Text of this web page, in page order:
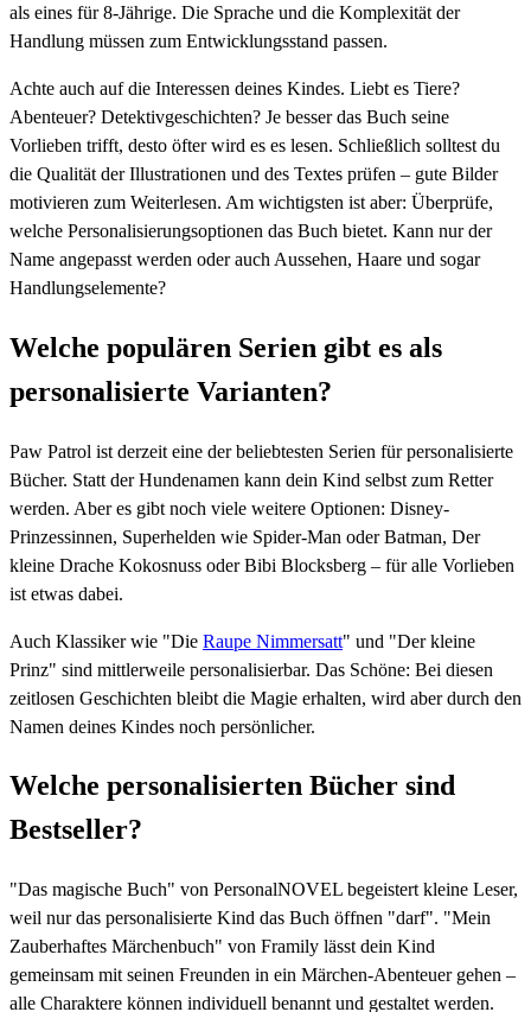
als eines für 8-Jährige. Die Sprache und die Komplexität der
Handlung müssen zum Entwicklungsstand passen.
Achte auch auf die Interessen deines Kindes. Liebt es Tiere?
Abenteuer? Detektivgeschichten? Je besser das Buch seine
Vorlieben trifft, desto öfter wird es es lesen. Schließlich solltest du
die Qualität der Illustrationen und des Textes prüfen – gute Bilder
motivieren zum Weiterlesen. Am wichtigsten ist aber: Überprüfe,
welche Personalisierungsoptionen das Buch bietet. Kann nur der
Name angepasst werden oder auch Aussehen, Haare und sogar
Handlungselemente?
Welche populären Serien gibt es als
personalisierte Varianten?
Paw Patrol ist derzeit eine der beliebtesten Serien für personalisierte
Bücher. Statt der Hundenamen kann dein Kind selbst zum Retter
werden. Aber es gibt noch viele weitere Optionen: Disney-
Prinzessinnen, Superhelden wie Spider-Man oder Batman, Der
kleine Drache Kokosnuss oder Bibi Blocksberg – für alle Vorlieben
ist etwas dabei.
Auch Klassiker wie "Die Raupe Nimmersatt" und "Der kleine
Prinz" sind mittlerweile personalisierbar. Das Schöne: Bei diesen
zeitlosen Geschichten bleibt die Magie erhalten, wird aber durch den
Namen deines Kindes noch persönlicher.
Welche personalisierten Bücher sind
Bestseller?
"Das magische Buch" von PersonalNOVEL begeistert kleine Leser,
weil nur das personalisierte Kind das Buch öffnen "darf". "Mein
Zauberhaftes Märchenbuch" von Framily lässt dein Kind
gemeinsam mit seinen Freunden in ein Märchen-Abenteuer gehen –
alle Charaktere können individuell benannt und gestaltet werden.